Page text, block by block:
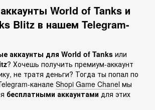
World of Tanks и
Blitz в нашем Telegram-
аккаунты для World of Tanks или
? Хочешь получить премиум-аккаунт
не тратя деньги? Тогда ты попал по
канале Shopi Game Chanel мы
бесплатными аккаунтами для этих